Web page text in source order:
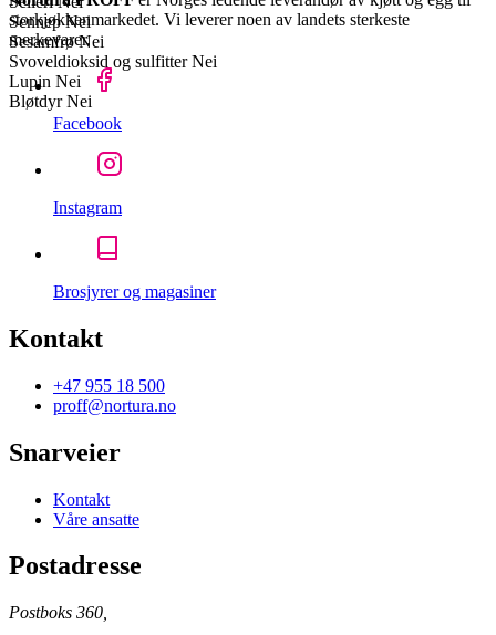
Sennep Nei
Sesamfrø Nei
Svoveldioksid og sulfitter Nei
Lupin Nei
Bløtdyr Nei
storkjøkkenmarkedet. Vi leverer noen av landets sterkeste
merkevarer.
Facebook
Instagram
Brosjyrer og magasiner
Kontakt
+47 955 18 500
proff@nortura.no
Snarveier
Kontakt
Våre ansatte
Postadresse
Postboks 360,